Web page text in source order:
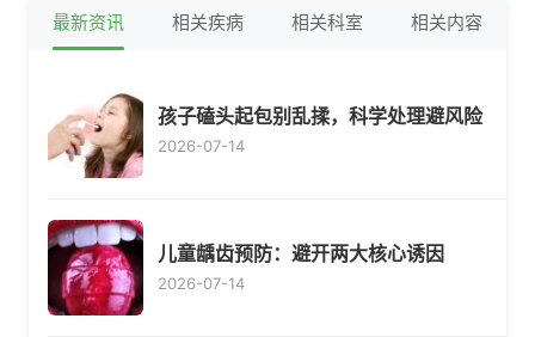
最新资讯 相关疾病 相关科室 相关内容
孩子磕头起包别乱揉，科学处理避风险
2026-07-14
儿童龋齿预防：避开两大核心诱因
2026-07-14